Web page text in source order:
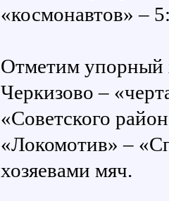
«космонавтов» –
Отметим упорный
Черкизово –
«Советского
«Локомотив» –
хозяевами мяч.